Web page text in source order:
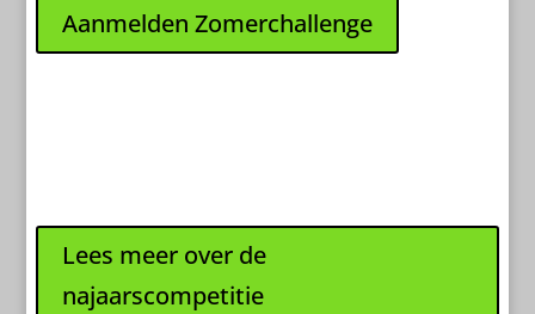
Aanmelden Zomerchallenge
Lees meer over de
najaarscompetitie